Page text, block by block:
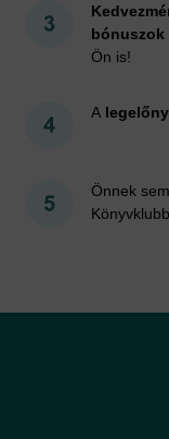
bónuszok
Ön is!
A
Önnek